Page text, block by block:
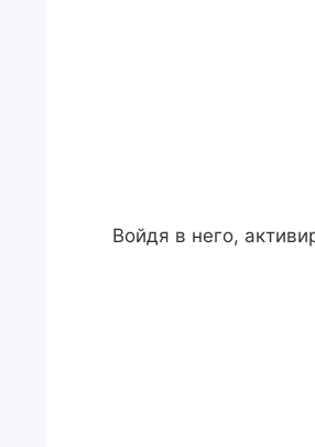
Войдя в него,